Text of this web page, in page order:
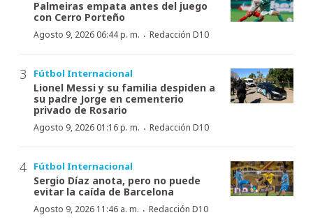
Palmeiras empata antes del juego
con Cerro Porteño
Agosto 9, 2026 06:44 p. m. · Redacción D10
Fútbol Internacional
Lionel Messi y su familia despiden a
su padre Jorge en cementerio
privado de Rosario
Agosto 9, 2026 01:16 p. m. · Redacción D10
Fútbol Internacional
Sergio Díaz anota, pero no puede
evitar la caída de Barcelona
Agosto 9, 2026 11:46 a. m. · Redacción D10